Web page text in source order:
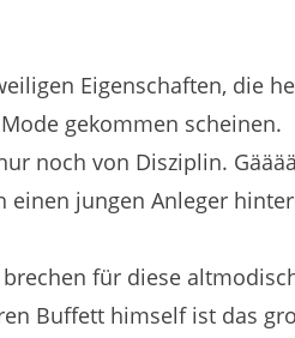
Eigenschaften, die
gekommen scheinen.
noch von Disziplin.
einen jungen Anleger
für diese
Buffett himself ist das